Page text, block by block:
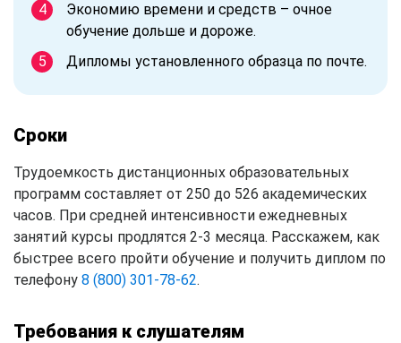
Экономию времени и средств – очное
обучение дольше и дороже.
Дипломы установленного образца по почте.
Сроки
Трудоемкость дистанционных образовательных
программ составляет от 250 до 526 академических
часов. При средней интенсивности ежедневных
занятий курсы продлятся 2-3 месяца. Расскажем, как
быстрее всего пройти обучение и получить диплом по
телефону 8 (800) 301-78-62.
Требования к слушателям